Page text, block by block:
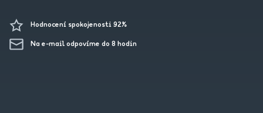
Hodnocení spokojenosti 92%
Na e-mail odpovíme do 8 hodin